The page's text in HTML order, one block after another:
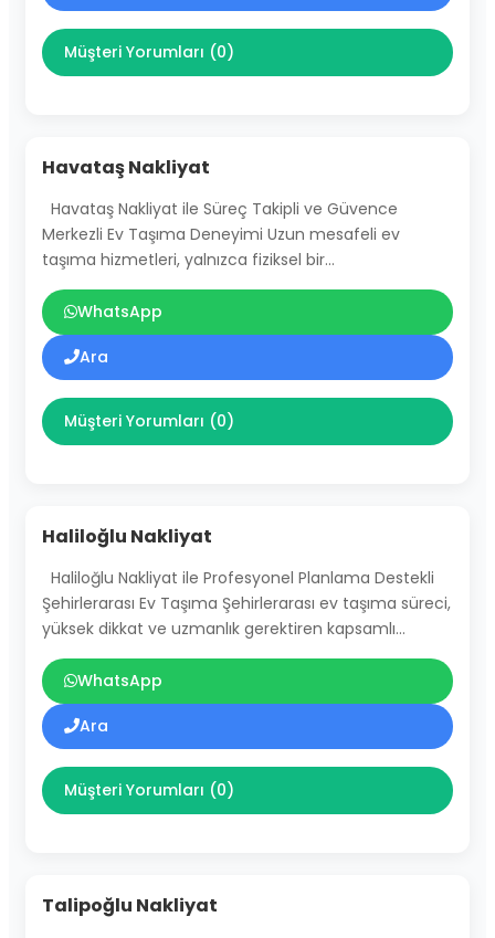
Müşteri Yorumları (0)
Havataş Nakliyat
Havataş Nakliyat ile Süreç Takipli ve Güvence
Merkezli Ev Taşıma Deneyimi Uzun mesafeli ev
taşıma hizmetleri, yalnızca fiziksel bir…
WhatsApp
Ara
Müşteri Yorumları (0)
Haliloğlu Nakliyat
Haliloğlu Nakliyat ile Profesyonel Planlama Destekli
Şehirlerarası Ev Taşıma Şehirlerarası ev taşıma süreci,
yüksek dikkat ve uzmanlık gerektiren kapsamlı…
WhatsApp
Ara
Müşteri Yorumları (0)
Talipoğlu Nakliyat